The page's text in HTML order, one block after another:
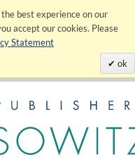
best experience on our
accept our cookies. Please
Statement
ok